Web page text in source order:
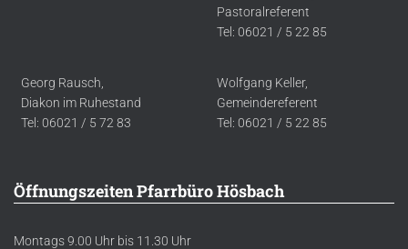
Pastoralreferent
Tel: 06021 / 5 22 85
Georg Rausch,
Diakon im Ruhestand
Tel: 06021 / 5 72 83
Wolfgang Keller,
Gemeindereferent
Tel: 06021 / 5 22 85
Öffnungszeiten Pfarrbüro Hösbach
Montags 9.00 Uhr bis 11.30 Uhr